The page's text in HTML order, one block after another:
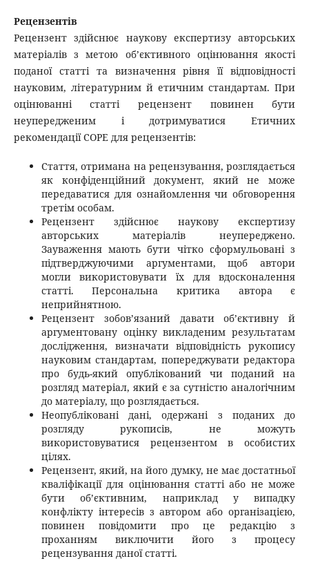
Рецензентів
Рецензент здійснює наукову експертизу авторських
матеріалів з метою об’єктивного оцінювання якості
поданої статті та визначення рівня її відповідності
науковим, літературним й етичним стандартам. При
оцінюванні статті рецензент повинен бути
неупередженим і дотримуватися Етичних
рекомендації COPE для рецензентів:
Стаття, отримана на рецензування, розглядається
як конфіденційний документ, який не може
передаватися для ознайомлення чи обговорення
третім особам.
Рецензент здійснює наукову експертизу
авторських матеріалів неупереджено.
Зауваження мають бути чітко сформульовані з
підтверджуючими аргументами, щоб автори
могли використовувати їх для вдосконалення
статті. Персональна критика автора є
неприйнятною.
Рецензент зобов’язаний давати об’єктивну й
аргументовану оцінку викладеним результатам
дослідження, визначати відповідність рукопису
науковим стандартам, попереджувати редактора
про будь-який опублікований чи поданий на
розгляд матеріал, який є за сутністю аналогічним
до матеріалу, що розглядається.
Неопубліковані дані, одержані з поданих до
розгляду рукописів, не можуть
використовуватися рецензентом в особистих
цілях.
Рецензент, який, на його думку, не має достатньої
кваліфікації для оцінювання статті або не може
бути об’єктивним, наприклад у випадку
конфлікту інтересів з автором або організацією,
повинен повідомити про це редакцію з
проханням виключити його з процесу
рецензування даної статті.